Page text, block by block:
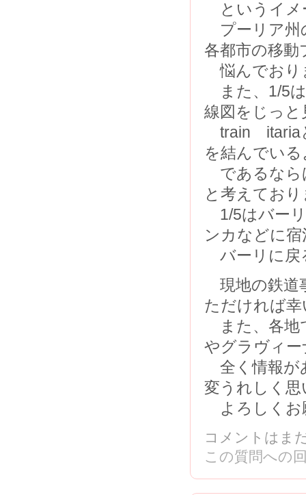
というイメ
プーリア州
各都市の移動
悩んでおり
また、1/5
線図をじっ
train itaria
を結んでい
であるなら
と考えてお
1/5はバー
ンカなどに
バーリに戻
現地の鉄道
ただければ
また、各地
やグラヴィ
全く情報が
変うれしく思
よろしくお
コメントはま
この質問への